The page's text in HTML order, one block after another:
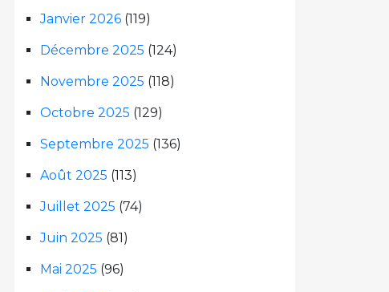
Janvier 2026 (119)
Décembre 2025 (124)
Novembre 2025 (118)
Octobre 2025 (129)
Septembre 2025 (136)
Août 2025 (113)
Juillet 2025 (74)
Juin 2025 (81)
Mai 2025 (96)